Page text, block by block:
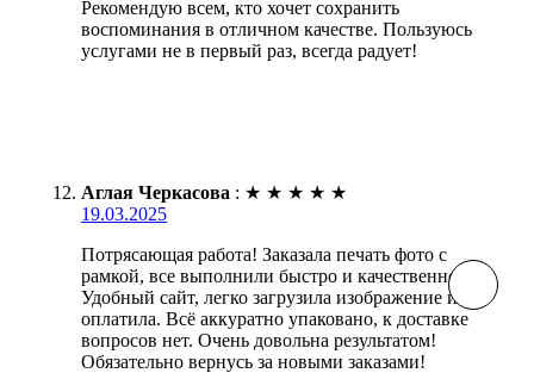
Рекомендую всем, кто хочет сохранить
воспоминания в отличном качестве. Пользуюсь
услугами не в первый раз, всегда радует!
Аглая Черкасова : ★ ★ ★ ★ ★
19.03.2025
Потрясающая работа! Заказала печать фото с
рамкой, все выполнили быстро и качественно.
Удобный сайт, легко загрузила изображение и
оплатила. Всё аккуратно упаковано, к доставке
вопросов нет. Очень довольна результатом!
Обязательно вернусь за новыми заказами!